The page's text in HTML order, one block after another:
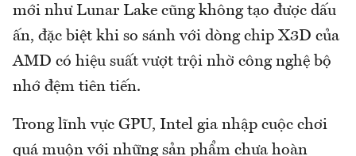
mới như Lunar Lake cũng không tạo được dấu
ấn, đặc biệt khi so sánh với dòng chip X3D của
AMD có hiệu suất vượt trội nhờ công nghệ bộ
nhớ đệm tiên tiến.
Trong lĩnh vực GPU, Intel gia nhập cuộc chơi
quá muộn với những sản phẩm chưa hoàn